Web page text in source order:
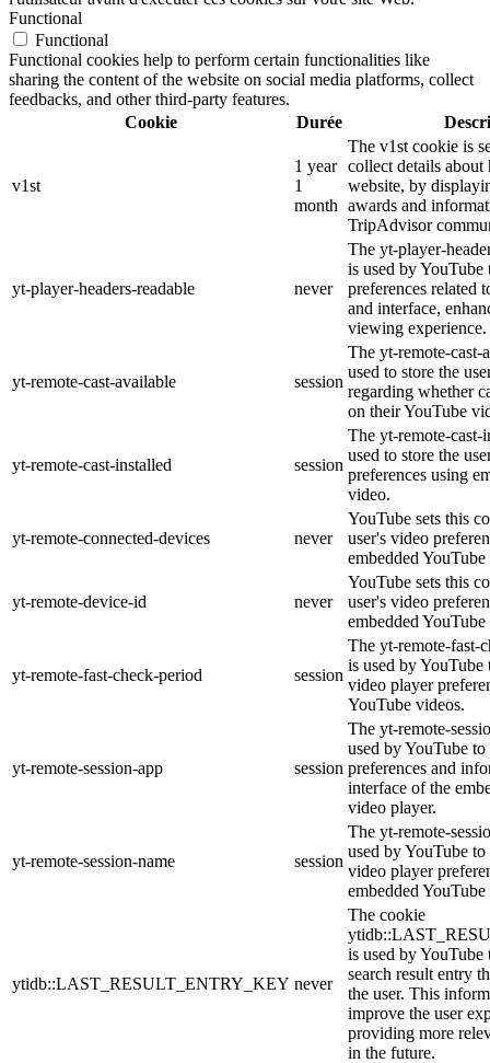
Functional
Functional
Functional cookies help to perform certain functionalities like
sharing the content of the website on social media platforms, collect
feedbacks, and other third-party features.
Cookie
Durée
v1st
1 year
1
month
The v1st cookie is
collect details
website, by
awards and
TripAdvisor
yt-player-headers-readable never
The yt-player-
is used by YouTube
preferences related
and interface,
viewing experience.
yt-remote-cast-available session
The yt-remote-cast-
used to store the
regarding whether
on their YouTube
yt-remote-cast-installed session
The yt-remote-cast-
used to store the
preferences using
video.
yt-remote-connected-devices never
YouTube sets this
user's video
embedded
yt-remote-device-id never
YouTube sets this
user's video
embedded
yt-remote-fast-check-period session
The yt-remote-fast-
is used by YouTube
video player
YouTube videos.
yt-remote-session-app session
The yt-remote-
used by YouTube to
preferences and
interface of the
video player.
yt-remote-session-name session
The yt-remote-
used by YouTube to
video player
embedded
ytidb::LAST_RESULT_ENTRY_KEY never
The cookie
is used by YouTube
search result entry
the user. This
improve the user
providing more
in the future.